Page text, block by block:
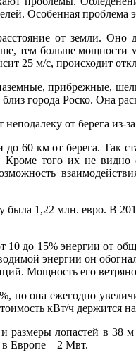
Особенная
от земли.
тем больше мощности
25 м/с, происходит
прибрежные,
близ города Роско. Она
от берега
60 км от берега. Так
того их не
1,22 млн. евро. В
10 до 15% энергии от
энергии он
Мощность его
но она ежегодно
кВт/ч держится
лопастей в 38
в Европе – 2 Мвт.